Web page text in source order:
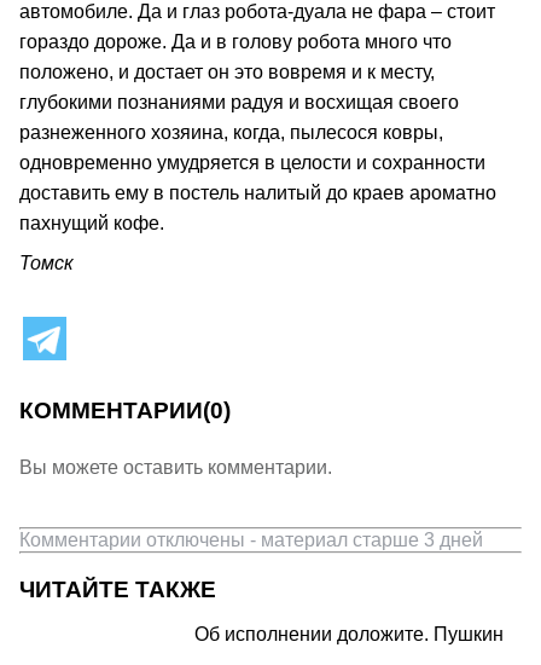
автомобиле. Да и глаз робота-дуала не фара – стоит
гораздо дороже. Да и в голову робота много что
положено, и достает он это вовремя и к месту,
глубокими познаниями радуя и восхищая своего
разнеженного хозяина, когда, пылесося ковры,
одновременно умудряется в целости и сохранности
доставить ему в постель налитый до краев ароматно
пахнущий кофе.
Томск
КОММЕНТАРИИ(0)
Вы можете оставить комментарии.
Комментарии отключены - материал старше 3 дней
ЧИТАЙТЕ ТАКЖЕ
Об исполнении доложите. Пушкин